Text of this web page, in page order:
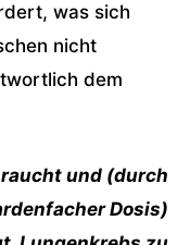
was sich
nicht
dem
raucht und (durch
Dosis)